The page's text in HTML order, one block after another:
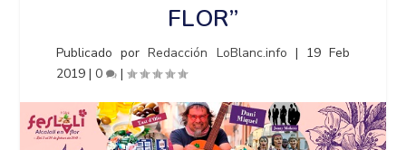
FLOR”
Publicado porRedacción LoBlanc.info | 19 Feb
2019 |0 |